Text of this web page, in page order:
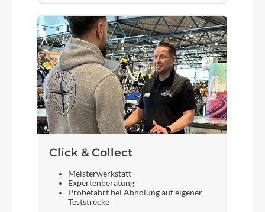
Click & Collect
Meisterwerkstatt
Expertenberatung
Probefahrt bei Abholung auf eigener
Teststrecke